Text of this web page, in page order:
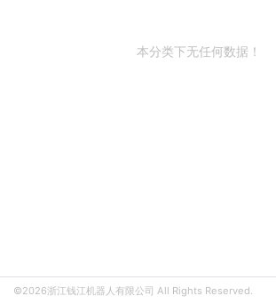
本分类下无任何数据！
©2026浙江钱江机器人有限公司 All Rights Reserved.